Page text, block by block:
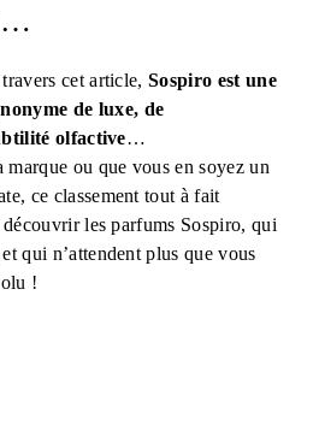
travers cet article,Sospiro est une
de luxe, de
olfactive…
ou que vous en soyez un
ce classement tout à fait
les parfums Sospiro, qui
qui n’attendent plus que vous
!